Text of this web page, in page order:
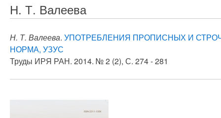
Н. Т. Валеева
Н. Т. Валеева. УПОТРЕБЛЕНИЯ ПРОПИСНЫХ И
НОРМА, УЗУС
Труды ИРЯ РАН. 2014. № 2 (2), С. 274 - 281